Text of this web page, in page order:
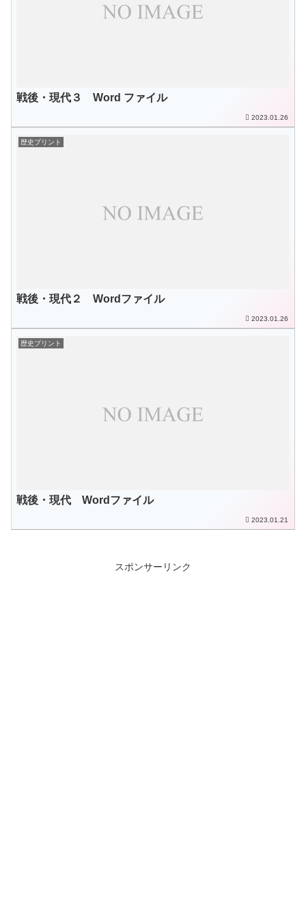
戦後・現代３ Word ファイル
2023.01.26
歴史プリント
戦後・現代２ Wordファイル
2023.01.26
歴史プリント
戦後・現代 Wordファイル
2023.01.21
スポンサーリンク